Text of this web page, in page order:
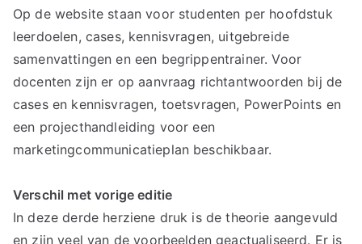
Op de website staan voor studenten per hoofdstuk
leerdoelen, cases, kennisvragen, uitgebreide
samenvattingen en een begrippentrainer. Voor
docenten zijn er op aanvraag richtantwoorden bij de
cases en kennisvragen, toetsvragen, PowerPoints en
een projecthandleiding voor een
marketingcommunicatieplan beschikbaar.
Verschil met vorige editie
In deze derde herziene druk is de theorie aangevuld
en zijn veel van de voorbeelden geactualiseerd. Er is